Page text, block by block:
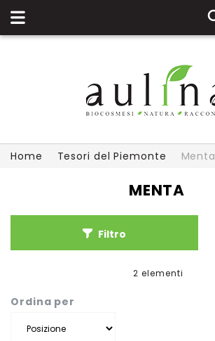
Home Tesori del Piemonte Menta
MENTA
Filtro
Ordina per
2 elementi